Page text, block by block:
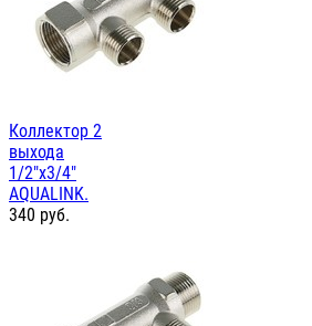
Коллектор 2
выхода
1/2"х3/4"
AQUALINK.
340 руб.